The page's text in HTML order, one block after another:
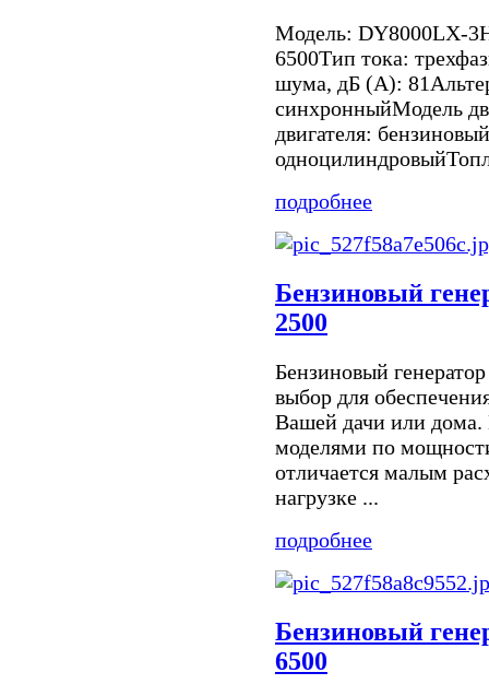
Модель: DY8000LX-
6500Тип тока:
шума, дБ (А):
синхронныйМодель
двигателя:
подробнее
Бензиновый
2500
Бензиновый
выбор для
Вашей дачи или дома.
моделями по
отличается малым
нагрузке ...
подробнее
Бензиновый
6500